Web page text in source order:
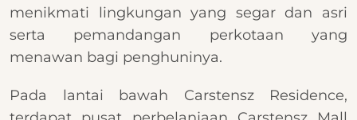
menikmati lingkungan yang segar dan asri
serta pemandangan perkotaan yang
menawan bagi penghuninya.
Pada lantai bawah Carstensz Residence,